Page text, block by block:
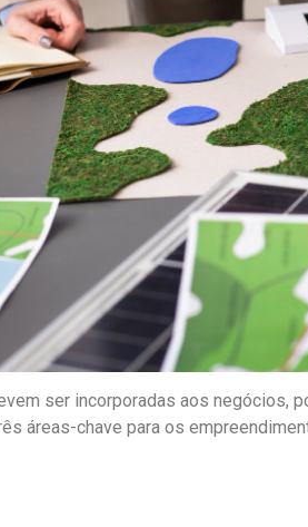
ser incorporadas aos negócios,
áreas-chave para os